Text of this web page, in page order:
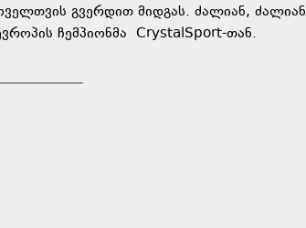
გვერდით მიდგას. ძალიან, ძალიან
ჩემპიონმა CrystalSport-თან.